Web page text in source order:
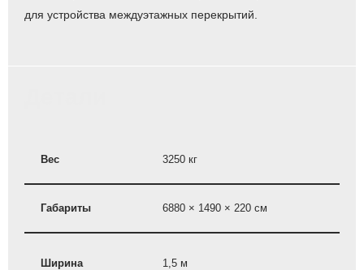
для устройства междуэтажных перекрытий.
Вес 3250 кг
Габариты 6880 × 1490 × 220 см
Ширина 1,5 м